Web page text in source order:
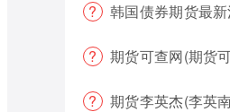
韩国债券期货最
期货可查网(期货
期货李英杰(李英